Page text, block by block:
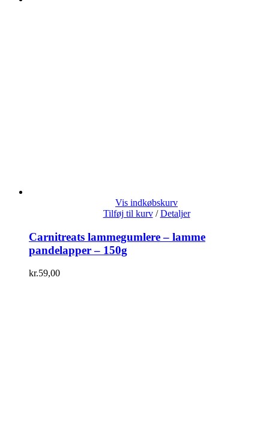
Vis indkøbskurv
Tilføj til kurv / Detaljer
Carnitreats lammegumlere – lamme
pandelapper – 150g
kr.59,00